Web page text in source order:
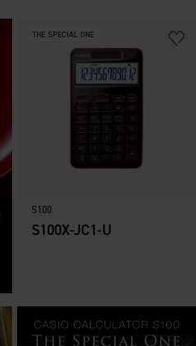
THE SPECIAL ONE
S100
S100X-JC1-U